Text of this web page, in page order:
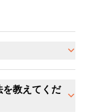
教えてくだ